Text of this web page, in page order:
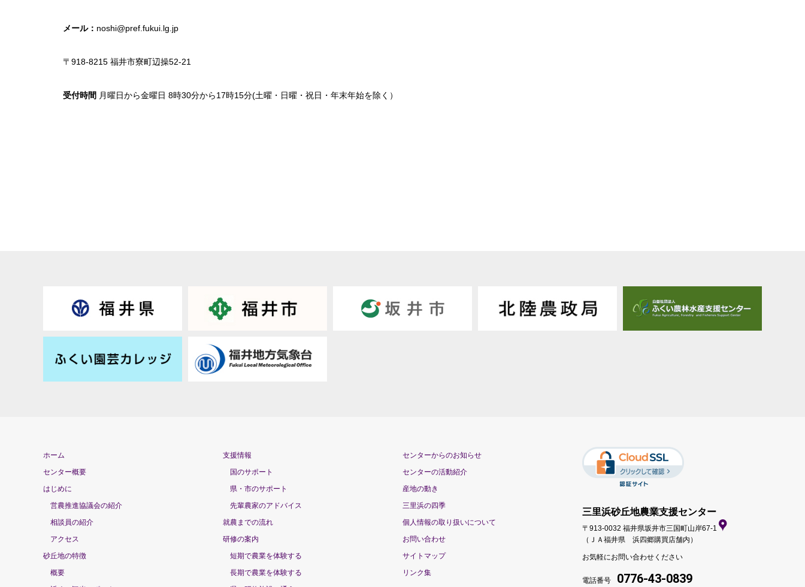
メール： noshi@pref.fukui.lg.jp
〒918-8215 福井市寮町辺操52-21
受付時間 月曜日から金曜日 8時30分から17時15分(土曜・日曜・祝日・年末年始を除く）
ホーム
センター概要
はじめに
営農推進協議会の紹介
相談員の紹介
アクセス
砂丘地の特徴
概要
支援情報
国のサポート
県・市のサポート
先輩農家のアドバイス
就農までの流れ
研修の案内
短期で農業を体験する
長期で農業を体験する
センターからのお知らせ
センターの活動紹介
産地の動き
三里浜の四季
個人情報の取り扱いについて
お問い合わせ
サイトマップ
リンク集
三里浜砂丘地農業支援センター
〒913-0032 福井県坂井市三国町山岸67-1
（ＪＡ福井県 浜四郷購買店舗内）
お気軽にお問い合わせください
電話番号 0776-43-0839